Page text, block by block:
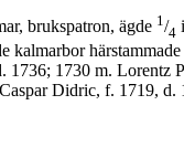
brukspatron, ägde 1 /4
1730 m. Lorentz
Didric, f. 1719,